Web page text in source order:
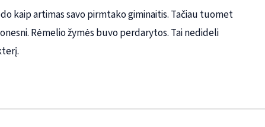
kaip artimas savo pirmtako giminaitis. Tačiau tuomet
Rėmelio žymės buvo perdarytos. Tai nedideli